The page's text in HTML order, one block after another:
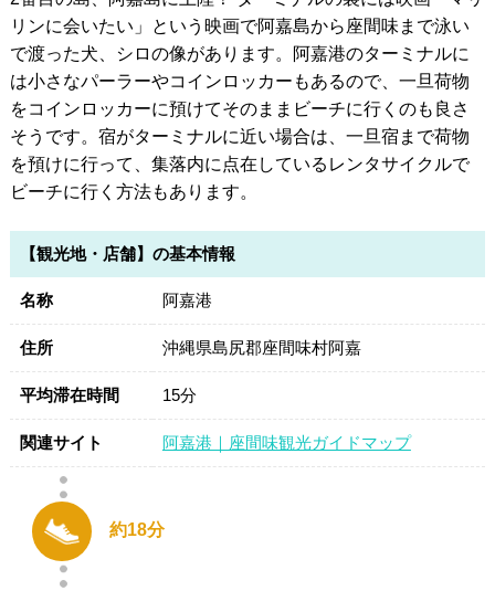
リンに会いたい」という映画で阿嘉島から座間味まで泳い
で渡った犬、シロの像があります。阿嘉港のターミナルに
は小さなパーラーやコインロッカーもあるので、一旦荷物
をコインロッカーに預けてそのままビーチに行くのも良さ
そうです。宿がターミナルに近い場合は、一旦宿まで荷物
を預けに行って、集落内に点在しているレンタサイクルで
ビーチに行く方法もあります。
【観光地・店舗】の基本情報
名称 阿嘉港
住所 沖縄県島尻郡座間味村阿嘉
平均滞在時間 15分
関連サイト 阿嘉港｜座間味観光ガイドマップ
約18分